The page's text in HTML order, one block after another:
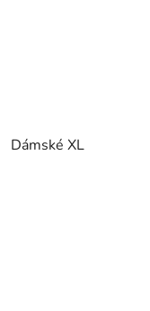
Dámské XL